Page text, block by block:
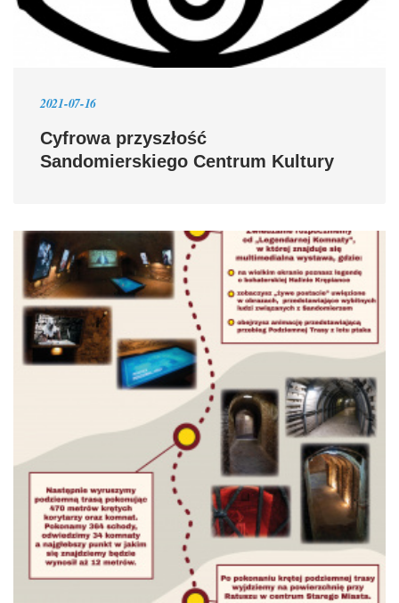
2021-07-16
Cyfrowa przyszłość
Sandomierskiego Centrum Kultury